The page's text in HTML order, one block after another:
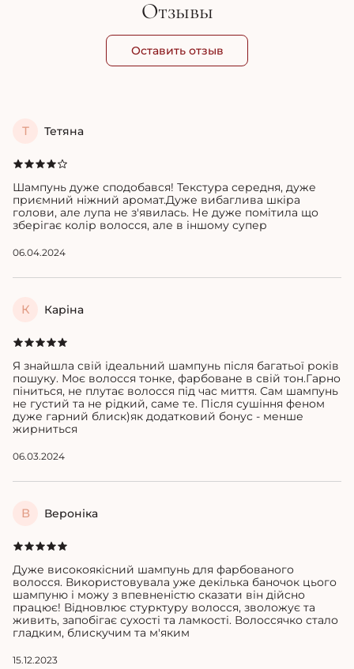
Отзывы
Оставить отзыв
Т Тетяна
Шампунь дуже сподобався! Текстура середня, дуже
приємний ніжний аромат.Дуже вибаглива шкіра
голови, але лупа не з'явилась. Не дуже помітила що
зберігає колір волосся, але в іншому супер
06.04.2024
К Каріна
Я знайшла свій ідеальний шампунь після багатьої років
пошуку. Моє волосся тонке, фарбоване в свій тон.Гарно
піниться, не плутає волосся під час миття. Сам шампунь
не густий та не рідкий, саме те. Після сушіння феном
дуже гарний блиск)як додатковий бонус - менше
жирниться
06.03.2024
В Вероніка
Дуже високоякісний шампунь для фарбованого
волосся. Використовувала уже декілька баночок цього
шампуню і можу з впевненістю сказати він дійсно
працює! Відновлює стурктуру волосся, зволожує та
живить, запобігає сухості та ламкості. Волоссячко стало
гладким, блискучим та м'яким
15.12.2023